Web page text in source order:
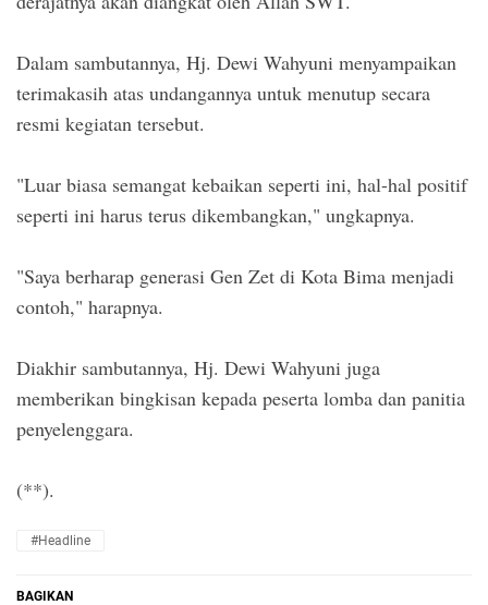
Dalam sambutannya, Hj. Dewi Wahyuni menyampaikan
terimakasih atas undangannya untuk menutup secara
resmi kegiatan tersebut.
"Luar biasa semangat kebaikan seperti ini, hal-hal positif
seperti ini harus terus dikembangkan," ungkapnya.
"Saya berharap generasi Gen Zet di Kota Bima menjadi
contoh," harapnya.
Diakhir sambutannya, Hj. Dewi Wahyuni juga
memberikan bingkisan kepada peserta lomba dan panitia
penyelenggara.
(**).
#Headline
BAGIKAN